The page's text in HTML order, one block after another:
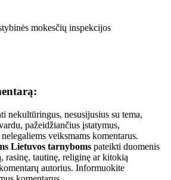
mokesčių inspekcijos
nekultūringus, nesusijusius su tema,
pažeidžiančius įstatymus,
veiksmams komentarus.
Lietuvos tarnyboms pateikti duomenis
rasinę, tautinę, religinę ar kitokią
autorius. Informuokite